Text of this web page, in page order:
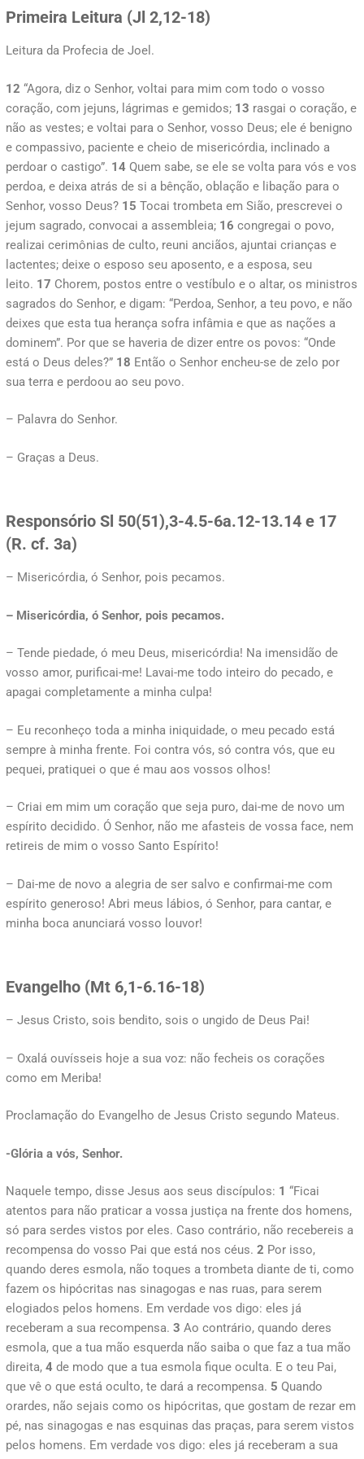
Primeira Leitura (Jl 2,12-18)
Leitura da Profecia de Joel.
12 “Agora, diz o Senhor, voltai para mim com todo o vosso
coração, com jejuns, lágrimas e gemidos; 13 rasgai o coração, e
não as vestes; e voltai para o Senhor, vosso Deus; ele é benigno
e compassivo, paciente e cheio de misericórdia, inclinado a
perdoar o castigo”. 14 Quem sabe, se ele se volta para vós e vos
perdoa, e deixa atrás de si a bênção, oblação e libação para o
Senhor, vosso Deus? 15 Tocai trombeta em Sião, prescrevei o
jejum sagrado, convocai a assembleia; 16 congregai o povo,
realizai cerimônias de culto, reuni anciãos, ajuntai crianças e
lactentes; deixe o esposo seu aposento, e a esposa, seu
leito. 17 Chorem, postos entre o vestíbulo e o altar, os ministros
sagrados do Senhor, e digam: “Perdoa, Senhor, a teu povo, e não
deixes que esta tua herança sofra infâmia e que as nações a
dominem”. Por que se haveria de dizer entre os povos: “Onde
está o Deus deles?” 18 Então o Senhor encheu-se de zelo por
sua terra e perdoou ao seu povo.
– Palavra do Senhor.
– Graças a Deus.
Responsório Sl 50(51),3-4.5-6a.12-13.14 e 17
(R. cf. 3a)
– Misericórdia, ó Senhor, pois pecamos.
– Misericórdia, ó Senhor, pois pecamos.
– Tende piedade, ó meu Deus, misericórdia! Na imensidão de
vosso amor, purificai-me! Lavai-me todo inteiro do pecado, e
apagai completamente a minha culpa!
– Eu reconheço toda a minha iniquidade, o meu pecado está
sempre à minha frente. Foi contra vós, só contra vós, que eu
pequei, pratiquei o que é mau aos vossos olhos!
– Criai em mim um coração que seja puro, dai-me de novo um
espírito decidido. Ó Senhor, não me afasteis de vossa face, nem
retireis de mim o vosso Santo Espírito!
– Dai-me de novo a alegria de ser salvo e confirmai-me com
espírito generoso! Abri meus lábios, ó Senhor, para cantar, e
minha boca anunciará vosso louvor!
Evangelho (Mt 6,1-6.16-18)
– Jesus Cristo, sois bendito, sois o ungido de Deus Pai!
– Oxalá ouvísseis hoje a sua voz: não fecheis os corações
como em Meriba!
Proclamação do Evangelho de Jesus Cristo segundo Mateus.
-Glória a vós, Senhor.
Naquele tempo, disse Jesus aos seus discípulos: 1 “Ficai
atentos para não praticar a vossa justiça na frente dos homens,
só para serdes vistos por eles. Caso contrário, não recebereis a
recompensa do vosso Pai que está nos céus. 2 Por isso,
quando deres esmola, não toques a trombeta diante de ti, como
fazem os hipócritas nas sinagogas e nas ruas, para serem
elogiados pelos homens. Em verdade vos digo: eles já
receberam a sua recompensa. 3 Ao contrário, quando deres
esmola, que a tua mão esquerda não saiba o que faz a tua mão
direita, 4 de modo que a tua esmola fique oculta. E o teu Pai,
que vê o que está oculto, te dará a recompensa. 5 Quando
orardes, não sejais como os hipócritas, que gostam de rezar em
pé, nas sinagogas e nas esquinas das praças, para serem vistos
pelos homens. Em verdade vos digo: eles já receberam a sua